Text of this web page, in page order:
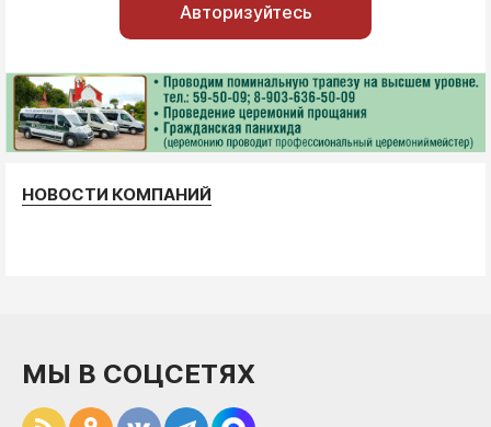
Авторизуйтесь
НОВОСТИ КОМПАНИЙ
МЫ В СОЦСЕТЯХ